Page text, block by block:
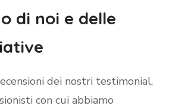
di noi e delle
dei nostri testimonial,
con cui abbiamo